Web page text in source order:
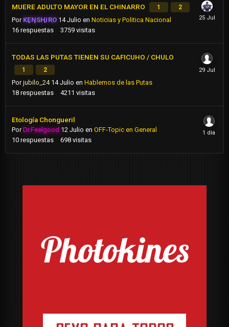
MUERE ADULTO MAYOR EN EL CHINARRO 1 2
Por KENSHIRO 14 Julio enNoticias y Politica Nacional
16 respuestas 3759 visitas
TODAS LAS PUTAS TIENEN SU CAFICUHO / CHULO
1 2
Porjubilo_24 14 Julio en Hablemos de las Putas
18 respuestas 4211 visitas
Etología Chongueril
PorDr.Feelgood 12 Julio en OFF-Topic en General
10 respuestas 698 visitas